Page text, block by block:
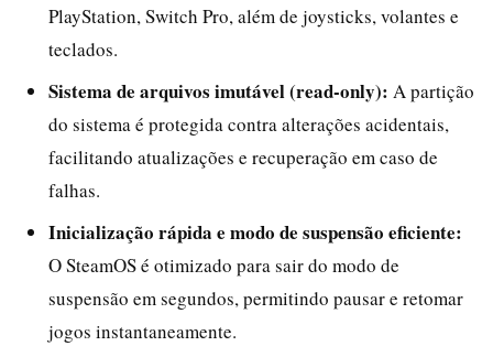
PlayStation, Switch Pro, além de joysticks, volantes e
teclados.
Sistema de arquivos imutável (read-only): A partição
do sistema é protegida contra alterações acidentais,
facilitando atualizações e recuperação em caso de
falhas.
Inicialização rápida e modo de suspensão eficiente:
O SteamOS é otimizado para sair do modo de
suspensão em segundos, permitindo pausar e retomar
jogos instantaneamente.